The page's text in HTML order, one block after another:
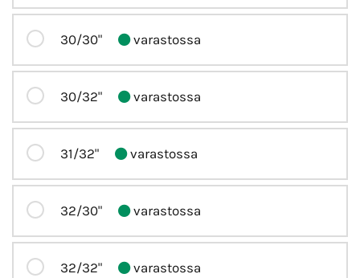
30/30" varastossa
30/32" varastossa
31/32" varastossa
32/30" varastossa
32/32" varastossa